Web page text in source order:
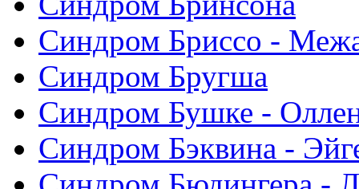
Синдром Бриссо -
Синдром Бругша
Синдром Бушке -
Синдром Бэквина -